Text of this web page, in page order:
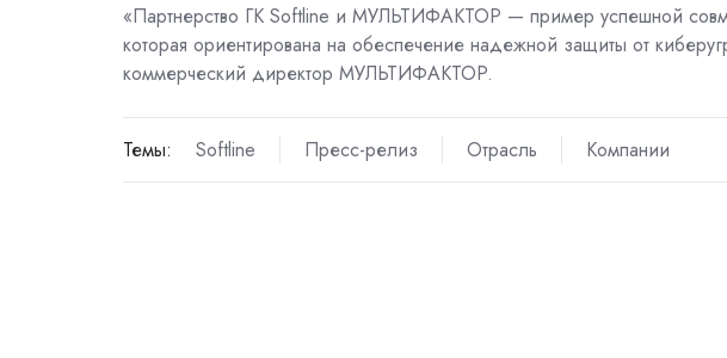
«Партнерство ГК Softline и МУЛЬТИФАКТОР — пример успешной
которая ориентирована на обеспечение надежной защиты от
коммерческий директор МУЛЬТИФАКТОР.
Темы: Softline Пресс-релиз Отрасль Компании